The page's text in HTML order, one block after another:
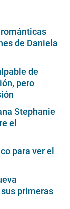
de Daniela
de
pero
Stephanie
el
para ver el
primeras